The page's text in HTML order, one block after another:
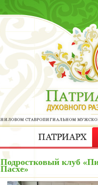
Подростковый клуб
Пасхе»